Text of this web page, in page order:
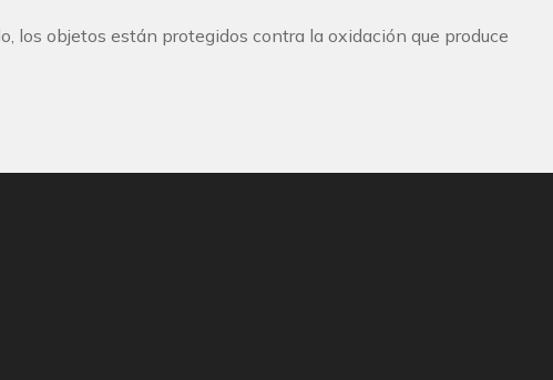
los objetos están protegidos contra la oxidación que produce